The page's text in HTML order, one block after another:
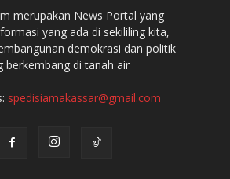
merupakan News Portal yang
yang ada di sekililing kita,
demokrasi dan politik
berkembang di tanah air
spedisiamakassar@gmail.com